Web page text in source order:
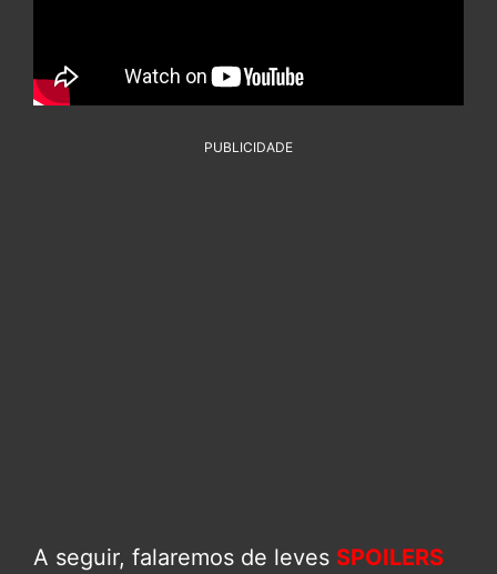
PUBLICIDADE
A seguir, falaremos de leves SPOILERS